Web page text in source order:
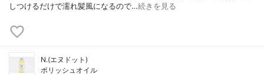
しつけるだけで濡れ髪風になるので…続きを見る
N.(エヌドット)
ポリッシュオイル